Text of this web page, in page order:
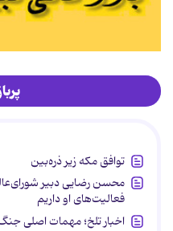
توافق مکه زیر ذره‌بین
محسن رضایی دبیر
فعالیت‌های او داریم
اخبار تلخ؛ مهمات اصلی